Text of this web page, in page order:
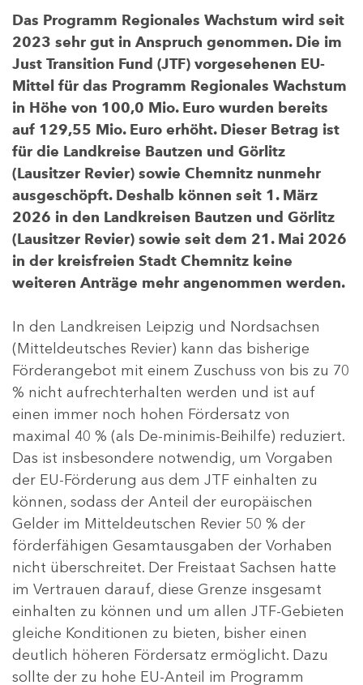
Das Programm Regionales Wachstum wird seit
2023 sehr gut in Anspruch genommen. Die im
Just Transition Fund (JTF) vorgesehenen EU-
Mittel für das Programm Regionales Wachstum
in Höhe von 100,0 Mio. Euro wurden bereits
auf 129,55 Mio. Euro erhöht. Dieser Betrag ist
für die Landkreise Bautzen und Görlitz
(Lausitzer Revier) sowie Chemnitz nunmehr
ausgeschöpft. Deshalb können seit 1. März
2026 in den Landkreisen Bautzen und Görlitz
(Lausitzer Revier) sowie seit dem 21. Mai 2026
in der kreisfreien Stadt Chemnitz keine
weiteren Anträge mehr angenommen werden.
In den Landkreisen Leipzig und Nordsachsen
(Mitteldeutsches Revier) kann das bisherige
Förderangebot mit einem Zuschuss von bis zu 70
% nicht aufrechterhalten werden und ist auf
einen immer noch hohen Fördersatz von
maximal 40 % (als De-minimis-Beihilfe) reduziert.
Das ist insbesondere notwendig, um Vorgaben
der EU-Förderung aus dem JTF einhalten zu
können, sodass der Anteil der europäischen
Gelder im Mitteldeutschen Revier 50 % der
förderfähigen Gesamtausgaben der Vorhaben
nicht überschreitet. Der Freistaat Sachsen hatte
im Vertrauen darauf, diese Grenze insgesamt
einhalten zu können und um allen JTF-Gebieten
gleiche Konditionen zu bieten, bisher einen
deutlich höheren Fördersatz ermöglicht. Dazu
sollte der zu hohe EU-Anteil im Programm